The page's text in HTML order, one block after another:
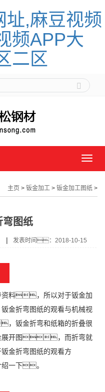
址,麻豆视频
频APP大
二区
导
单
主页 > 钣金加工 > 钣金加工图纸 >
弯图纸
| 发表时间：2018-10-15
料，所以对于钣金加
金折弯图纸的观看与机械视
钣金折弯和纸箱的折叠很
展开图，而折弯就
金折弯图纸的观看方
一下。